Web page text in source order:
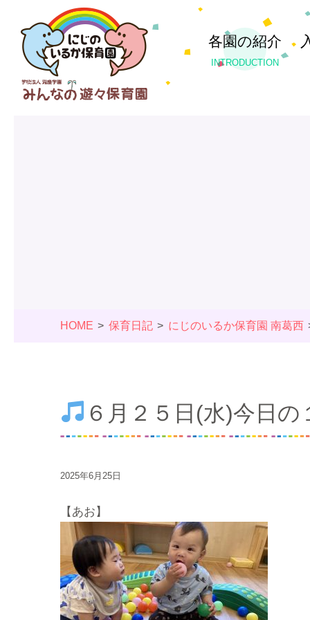
各園の紹介
INTRODUCTION
HOME 保育日記 にじのいるか保育園 南葛西
６月２５日(水)今日の
2025年6月25日
【あお】